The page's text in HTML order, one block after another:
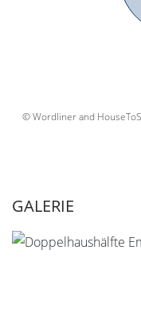
© Wordliner and
GALERIE